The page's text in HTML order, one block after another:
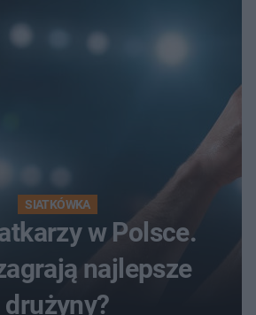
SIATKÓWKA
w Polsce.
najlepsze
drużyny?